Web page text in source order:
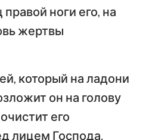
ноги его, на
жертвы
который на ладони
он на голову
его
лицем Господа.